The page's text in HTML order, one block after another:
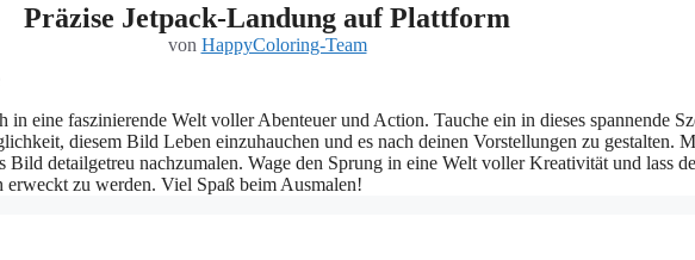
Präzise Jetpack-Landung auf Plattform
von HappyColoring-Team
eine faszinierende Welt voller Abenteuer und Action. Tauche ein in dieses spannende
diesem Bild Leben einzuhauchen und es nach deinen Vorstellungen zu gestalten.
Bild detailgetreu nachzumalen. Wage den Sprung in eine Welt voller Kreativität und lass
zu werden. Viel Spaß beim Ausmalen!